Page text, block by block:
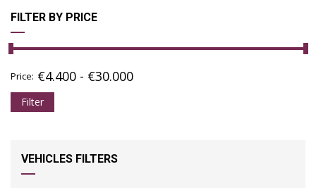
FILTER BY PRICE
Price: €4.400 - €30.000
Filter
VEHICLES FILTERS